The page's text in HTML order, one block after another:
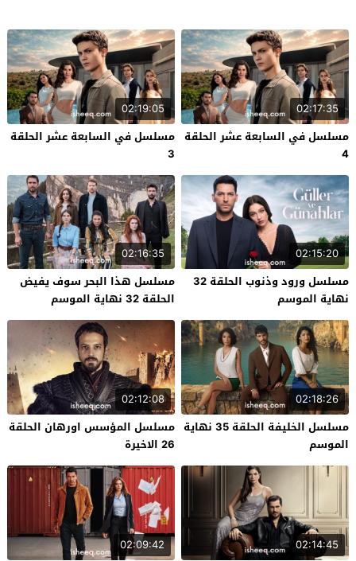
02:17:35
مسلسل في السابعة عشر الحلقة
4
02:19:05
مسلسل في السابعة عشر الحلقة
3
02:15:20
مسلسل ورود وذنوب الحلقة 32
نهاية الموسم
02:16:35
مسلسل هذا البحر سوف يفيض
الحلقة 32 نهاية الموسم
02:18:26
مسلسل الخليفة الحلقة 35 نهاية
الموسم
02:12:08
مسلسل المؤسس اورهان الحلقة
26 الاخيرة
02:14:45
02:09:42